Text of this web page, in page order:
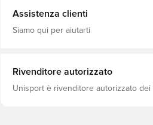
- Interlock - 140.00 G/M² - Piece Dyed
Assistenza clienti
Siamo qui per aiutarti
Rivenditore autorizzato
Unisport è rivenditore autorizzato dei